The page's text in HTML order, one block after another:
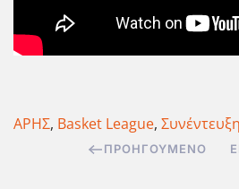
ΑΡΗΣ, Basket League,
ΠΡΟΗΓΟΎΜΕΝΟ